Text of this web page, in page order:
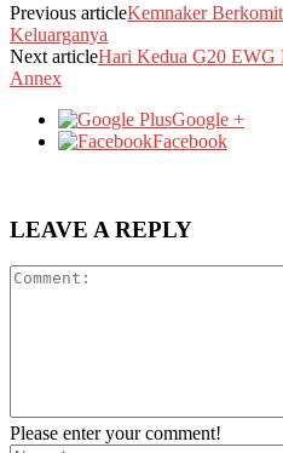
Previous articleKemnaker
Keluarganya
Next articleHari Kedua G20 EWG
Annex
Google +
Facebook
LEAVE A REPLY
Please enter your comment!